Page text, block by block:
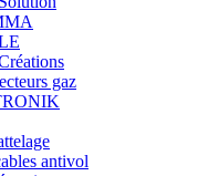
gaz
antivol